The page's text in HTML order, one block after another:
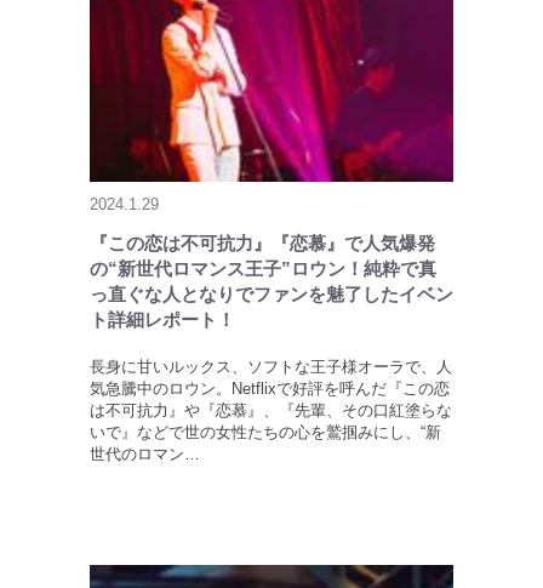
2024.1.29
『この恋は不可抗力』『恋慕』で人気爆発
の“新世代ロマンス王子”ロウン！純粋で真
っ直ぐな人となりでファンを魅了したイベン
ト詳細レポート！
長身に甘いルックス、ソフトな王子様オーラで、人
気急騰中のロウン。Netflixで好評を呼んだ『この恋
は不可抗力』や『恋慕』、『先輩、その口紅塗らな
いで』などで世の女性たちの心を鷲掴みにし、“新
世代のロマン…